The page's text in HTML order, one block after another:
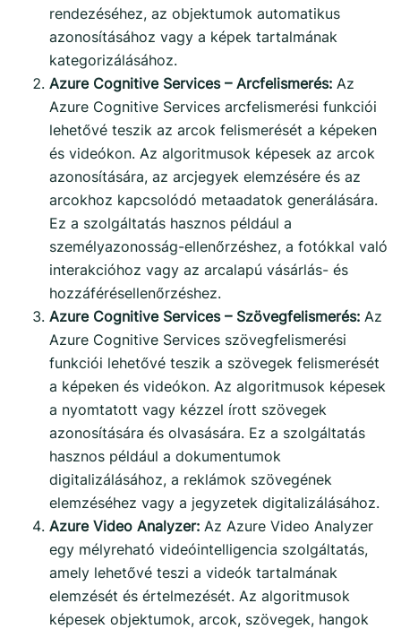
rendezéséhez, az objektumok automatikus
azonosításához vagy a képek tartalmának
kategorizálásához.
Azure Cognitive Services – Arcfelismerés: Az
Azure Cognitive Services arcfelismerési funkciói
lehetővé teszik az arcok felismerését a képeken
és videókon. Az algoritmusok képesek az arcok
azonosítására, az arcjegyek elemzésére és az
arcokhoz kapcsolódó metaadatok generálására.
Ez a szolgáltatás hasznos például a
személyazonosság-ellenőrzéshez, a fotókkal való
interakcióhoz vagy az arcalapú vásárlás- és
hozzáférésellenőrzéshez.
Azure Cognitive Services – Szövegfelismerés: Az
Azure Cognitive Services szövegfelismerési
funkciói lehetővé teszik a szövegek felismerését
a képeken és videókon. Az algoritmusok képesek
a nyomtatott vagy kézzel írott szövegek
azonosítására és olvasására. Ez a szolgáltatás
hasznos például a dokumentumok
digitalizálásához, a reklámok szövegének
elemzéséhez vagy a jegyzetek digitalizálásához.
Azure Video Analyzer: Az Azure Video Analyzer
egy mélyreható videóintelligencia szolgáltatás,
amely lehetővé teszi a videók tartalmának
elemzését és értelmezését. Az algoritmusok
képesek objektumok, arcok, szövegek, hangok